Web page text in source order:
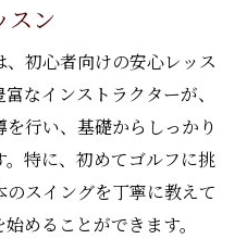
スン
初心者向けの安心レッス
なインストラクターが、
行い、基礎からしっかり
特に、初めてゴルフに挑
スイングを丁寧に教えて
めることができます。